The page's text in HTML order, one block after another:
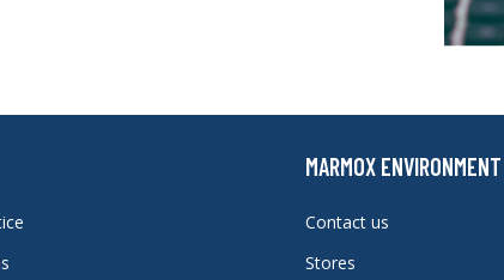
MARMOX ENVIRONMENT
Contact us
Stores